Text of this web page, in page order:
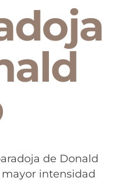
de Donald
intensidad